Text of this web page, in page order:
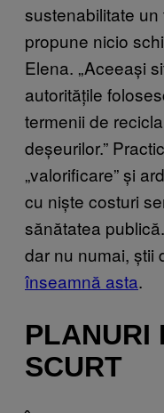
sustenabilitate
propune nicio
Elena. „Aceeași
autoritățile
termenii de
deșeurilor.”
„valorificare” și
cu niște costuri
sănătatea
dar nu numai, știi
înseamnă asta.
PLANURI
SCURT